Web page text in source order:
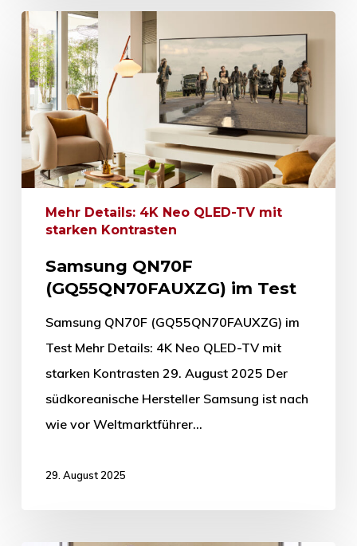
Mehr Details: 4K Neo QLED-TV mit
starken Kontrasten
Samsung QN70F
(GQ55QN70FAUXZG) im Test
Samsung QN70F (GQ55QN70FAUXZG) im
Test Mehr Details: 4K Neo QLED-TV mit
starken Kontrasten 29. August 2025 Der
südkoreanische Hersteller Samsung ist nach
wie vor Weltmarktführer…
29. August 2025